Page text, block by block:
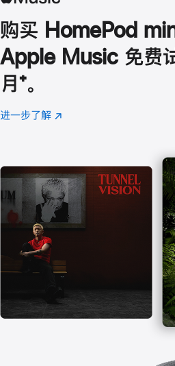
购买 HomePod mini
Apple Music 免费
月 脚
注
⁺。
进一步了解 Apple
(在
口
中
打
开)